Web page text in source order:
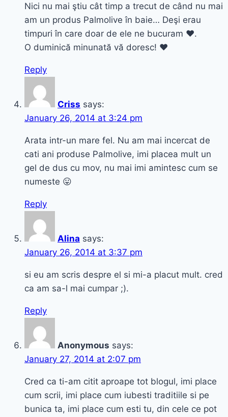
Nici nu mai ştiu cât timp a trecut de când nu mai
am un produs Palmolive în baie… Deşi erau
timpuri în care doar de ele ne bucuram ♥.
O duminică minunată vă doresc! ♥
Reply
Criss says:
January 26, 2014 at 3:24 pm
Arata intr-un mare fel. Nu am mai incercat de
cati ani produse Palmolive, imi placea mult un
gel de dus cu mov, nu mai imi amintesc cum se
numeste 😛
Reply
Alina says:
January 26, 2014 at 3:37 pm
si eu am scris despre el si mi-a placut mult. cred
ca am sa-l mai cumpar ;).
Reply
Anonymous says:
January 27, 2014 at 2:07 pm
Cred ca ti-am citit aproape tot blogul, imi place
cum scrii, imi place cum iubesti traditiile si pe
bunica ta, imi place cum esti tu, din cele ce pot